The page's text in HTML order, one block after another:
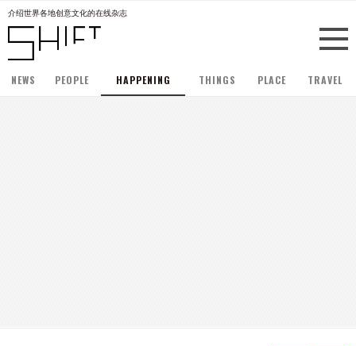
介绍世界各地创意文化的在线杂志
NEWS PEOPLE HAPPENING THINGS PLACE TRAVEL